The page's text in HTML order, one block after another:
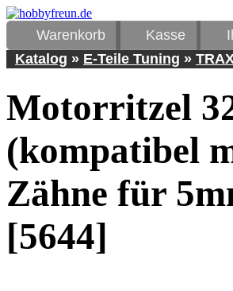
Warenkorb Kasse
Katalog » E-Teile Tuning »
Motorritzel
(kompatibel
Zähne für
[5644]